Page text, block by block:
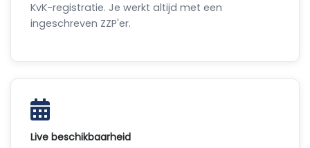
KvK-registratie. Je werkt altijd met een
ingeschreven ZZP'er.
Live beschikbaarheid